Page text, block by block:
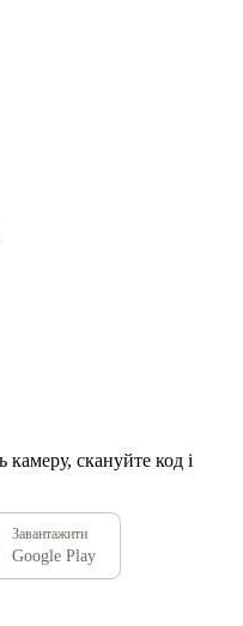
камеру, скануйте код і
Завантажити
Google Play